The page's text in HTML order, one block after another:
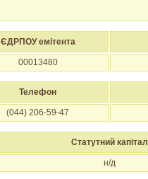
ЄДРПОУ емітента
00013480
Телефон
(044) 206-59-47
Статутний капітал
н/д